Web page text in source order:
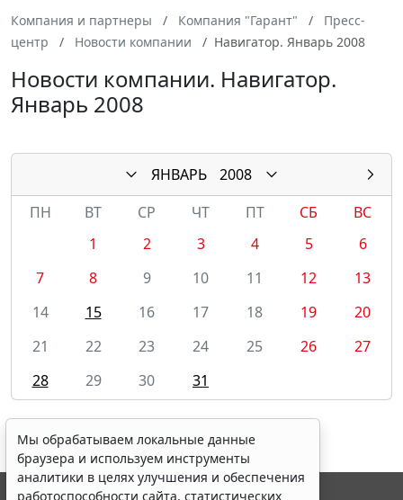
Компания и партнеры Компания "Гарант"
Пресс-
центр
Новости компании Навигатор. Январь 2008
Новости компании. Навигатор.
Январь 2008
ЯНВАРЬ
2008
ПН
ВТ СР ЧТ ПТ СБ
ВС
1
2 3 4 5
6
7
8 9 10 11 12
13
14
15 16 17 18 19
20
21
22 23 24 25 26
27
28
29 30 31
Мы обрабатываем локальные данные
браузера и используем инструменты
аналитики в целях улучшения и обеспечения
работоспособности сайта, статистических